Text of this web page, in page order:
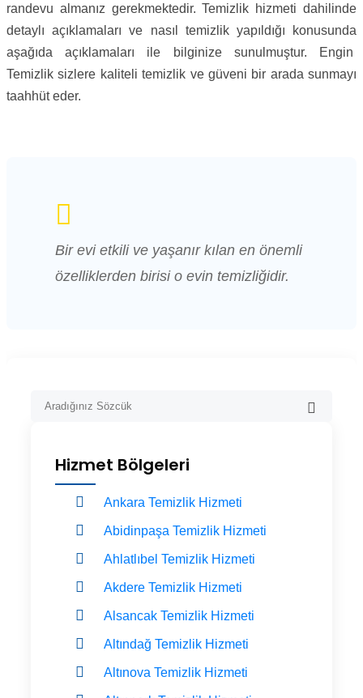
randevu almanız gerekmektedir. Temizlik hizmeti dahilinde
detaylı açıklamaları ve nasıl temizlik yapıldığı konusunda
aşağıda açıklamaları ile bilginize sunulmuştur. Engin
Temizlik sizlere kaliteli temizlik ve güveni bir arada sunmayı
taahhüt eder.
Bir evi etkili ve yaşanır kılan en önemli
özelliklerden birisi o evin temizliğidir.
Hizmet Bölgeleri
Ankara Temizlik Hizmeti
Abidinpaşa Temizlik Hizmeti
Ahlatlıbel Temizlik Hizmeti
Akdere Temizlik Hizmeti
Alsancak Temizlik Hizmeti
Altındağ Temizlik Hizmeti
Altınova Temizlik Hizmeti